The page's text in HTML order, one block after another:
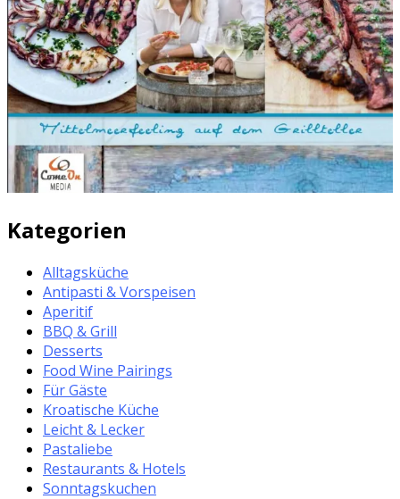
Kategorien
Alltagsküche
Antipasti & Vorspeisen
Aperitif
BBQ & Grill
Desserts
Food Wine Pairings
Für Gäste
Kroatische Küche
Leicht & Lecker
Pastaliebe
Restaurants & Hotels
Sonntagskuchen